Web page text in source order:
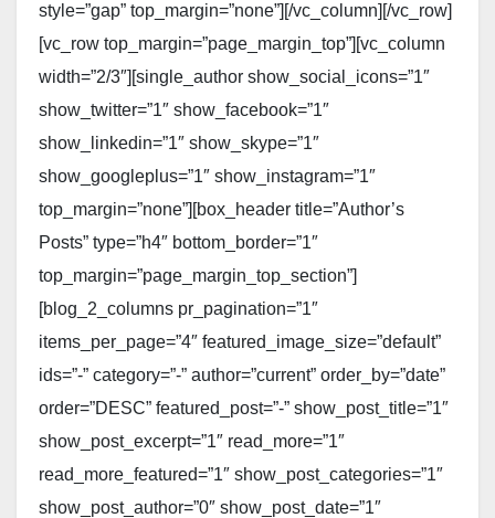
style=”gap” top_margin=”none”][/vc_column][/vc_row]
[vc_row top_margin=”page_margin_top”][vc_column
width=”2/3″][single_author show_social_icons=”1″
show_twitter=”1″ show_facebook=”1″
show_linkedin=”1″ show_skype=”1″
show_googleplus=”1″ show_instagram=”1″
top_margin=”none”][box_header title=”Author’s
Posts” type=”h4″ bottom_border=”1″
top_margin=”page_margin_top_section”]
[blog_2_columns pr_pagination=”1″
items_per_page=”4″ featured_image_size=”default”
ids=”-” category=”-” author=”current” order_by=”date”
order=”DESC” featured_post=”-” show_post_title=”1″
show_post_excerpt=”1″ read_more=”1″
read_more_featured=”1″ show_post_categories=”1″
show_post_author=”0″ show_post_date=”1″